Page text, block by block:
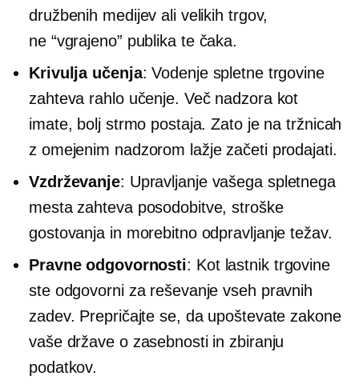
družbenih medijev ali velikih trgov,
ne “vgrajeno” publika te čaka.
Krivulja učenja: Vodenje spletne trgovine
zahteva rahlo učenje. Več nadzora kot
imate, bolj strmo postaja. Zato je na tržnicah
z omejenim nadzorom lažje začeti prodajati.
Vzdrževanje: Upravljanje vašega spletnega
mesta zahteva posodobitve, stroške
gostovanja in morebitno odpravljanje težav.
Pravne odgovornosti: Kot lastnik trgovine
ste odgovorni za reševanje vseh pravnih
zadev. Prepričajte se, da upoštevate zakone
vaše države o zasebnosti in zbiranju
podatkov.